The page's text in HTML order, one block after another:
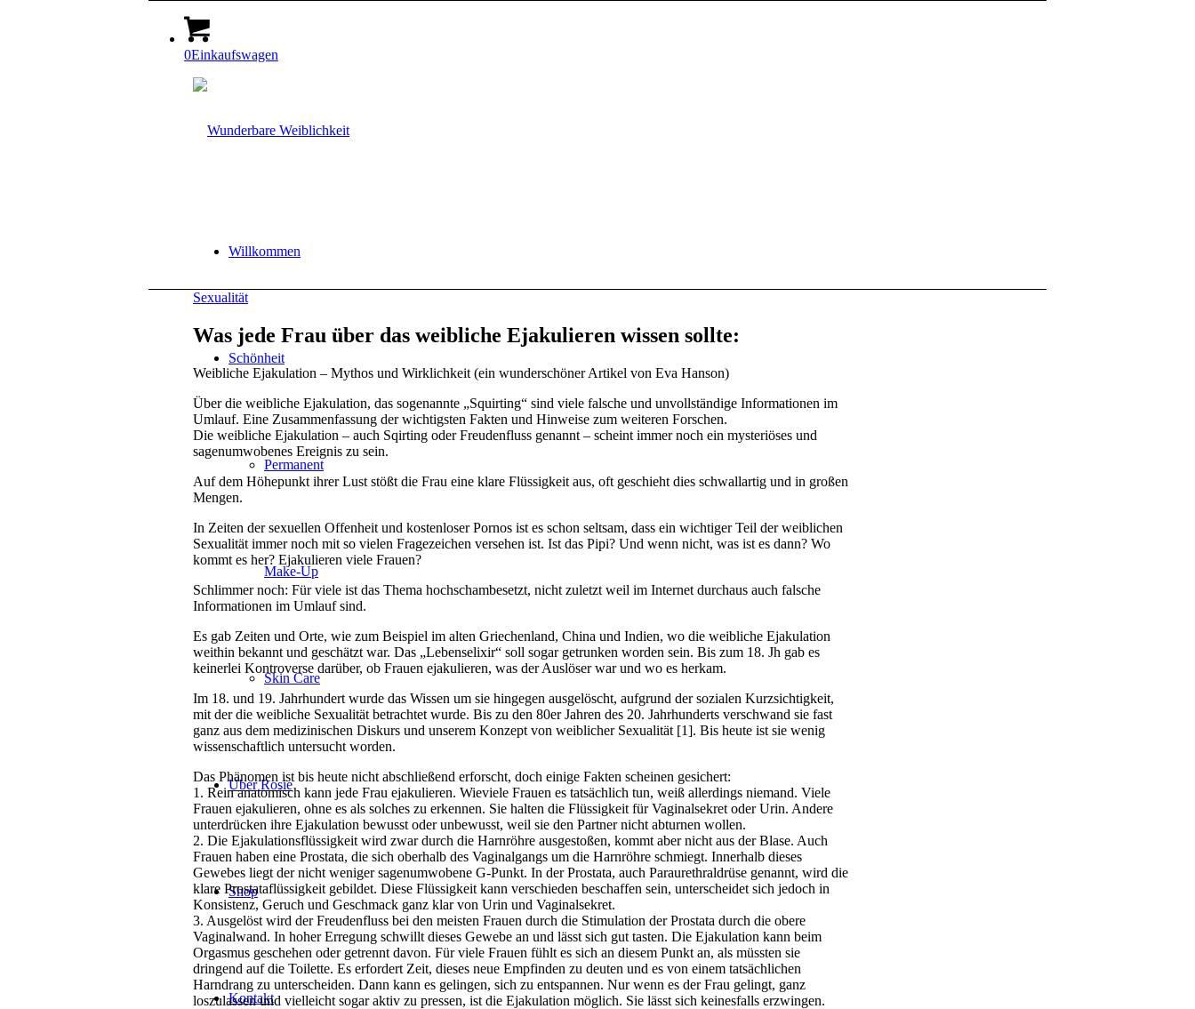
0Einkaufswagen
Willkommen
Schönheit
Permanent
Make-Up
Skin Care
Über Rosie
Shop
Kontakt
Sexualität
Was jede Frau über das weibliche Ejakulieren wissen sollte:
Weibliche Ejakulation – Mythos und Wirklichkeit (ein wunderschöner Artikel von Eva Hanson)
Über die weibliche Ejakulation, das sogenannte „Squirting“ sind viele falsche und unvollständige Informationen im
Umlauf. Eine Zusammenfassung der wichtigsten Fakten und Hinweise zum weiteren Forschen.
Die weibliche Ejakulation – auch Sqirting oder Freudenfluss genannt – scheint immer noch ein mysteriöses und
sagenumwobenes Ereignis zu sein.
Auf dem Höhepunkt ihrer Lust stößt die Frau eine klare Flüssigkeit aus, oft geschieht dies schwallartig und in großen
Mengen.
In Zeiten der sexuellen Offenheit und kostenloser Pornos ist es schon seltsam, dass ein wichtiger Teil der weiblichen
Sexualität immer noch mit so vielen Fragezeichen versehen ist. Ist das Pipi? Und wenn nicht, was ist es dann? Wo
kommt es her? Ejakulieren viele Frauen?
Schlimmer noch: Für viele ist das Thema hochschambesetzt, nicht zuletzt weil im Internet durchaus auch falsche
Informationen im Umlauf sind.
Es gab Zeiten und Orte, wie zum Beispiel im alten Griechenland, China und Indien, wo die weibliche Ejakulation
weithin bekannt und geschätzt war. Das „Lebenselixir“ soll sogar getrunken worden sein. Bis zum 18. Jh gab es
keinerlei Kontroverse darüber, ob Frauen ejakulieren, was der Auslöser war und wo es herkam.
Im 18. und 19. Jahrhundert wurde das Wissen um sie hingegen ausgelöscht, aufgrund der sozialen Kurzsichtigkeit,
mit der die weibliche Sexualität betrachtet wurde. Bis zu den 80er Jahren des 20. Jahrhunderts verschwand sie fast
ganz aus dem medizinischen Diskurs und unserem Konzept von weiblicher Sexualität [1]. Bis heute ist sie wenig
wissenschaftlich untersucht worden.
Das Phänomen ist bis heute nicht abschließend erforscht, doch einige Fakten scheinen gesichert:
1. Rein anatomisch kann jede Frau ejakulieren. Wieviele Frauen es tatsächlich tun, weiß allerdings niemand. Viele
Frauen ejakulieren, ohne es als solches zu erkennen. Sie halten die Flüssigkeit für Vaginalsekret oder Urin. Andere
unterdrücken ihre Ejakulation bewusst oder unbewusst, weil sie den Partner nicht abturnen wollen.
2. Die Ejakulationsflüssigkeit wird zwar durch die Harnröhre ausgestoßen, kommt aber nicht aus der Blase. Auch
Frauen haben eine Prostata, die sich oberhalb des Vaginalgangs um die Harnröhre schmiegt. Innerhalb dieses
Gewebes liegt der nicht weniger sagenumwobene G-Punkt. In der Prostata, auch Paraurethraldrüse genannt, wird die
klare Prostataflüssigkeit gebildet. Diese Flüssigkeit kann verschieden beschaffen sein, unterscheidet sich jedoch in
Konsistenz, Geruch und Geschmack ganz klar von Urin und Vaginalsekret.
3. Ausgelöst wird der Freudenfluss bei den meisten Frauen durch die Stimulation der Prostata durch die obere
Vaginalwand. In hoher Erregung schwillt dieses Gewebe an und lässt sich gut tasten. Die Ejakulation kann beim
Orgasmus geschehen oder getrennt davon. Für viele Frauen fühlt es sich an diesem Punkt an, als müssten sie
dringend auf die Toilette. Es erfordert Zeit, dieses neue Empfinden zu deuten und es von einem tatsächlichen
Harndrang zu unterscheiden. Dann kann es gelingen, sich zu entspannen. Nur wenn es der Frau gelingt, ganz
loszulassen und vielleicht sogar aktiv zu pressen, ist die Ejakulation möglich. Sie lässt sich keinesfalls erzwingen.